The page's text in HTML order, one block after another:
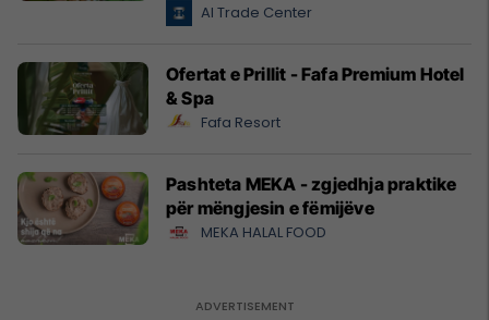
Al Trade Center
Ofertat e Prillit - Fafa Premium Hotel
& Spa
Fafa Resort
Pashteta MEKA - zgjedhja praktike
për mëngjesin e fëmijëve
MEKA HALAL FOOD